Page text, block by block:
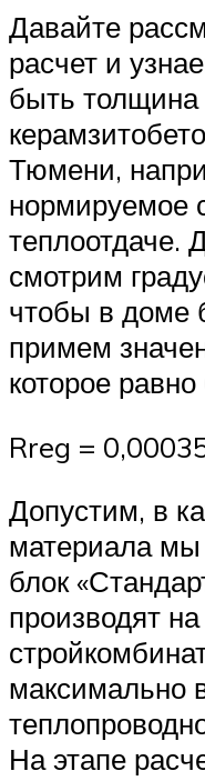
Давайте
расчет и
быть толщина
Тюмени,
нормируемое
теплоотдаче.
смотрим
чтобы в доме
примем
которое
Rreg =
Допустим, в
материала
блок
производят
максимально
На этапе